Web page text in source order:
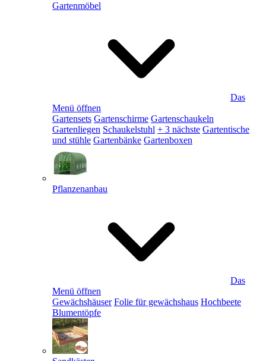
Gartenmöbel
Das
Menü öffnen
Gartensets Gartenschirme Gartenschaukeln
Gartenliegen Schaukelstuhl + 3 nächste Gartentische
und stühle Gartenbänke Gartenboxen
Pflanzenanbau
Das
Menü öffnen
Gewächshäuser Folie für gewächshaus Hochbeete
Blumentöpfe